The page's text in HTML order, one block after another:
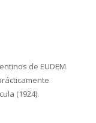
de EUDEM
(1924).